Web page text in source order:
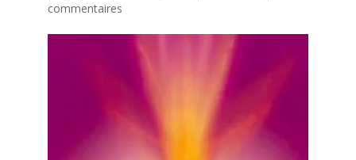
commentaires